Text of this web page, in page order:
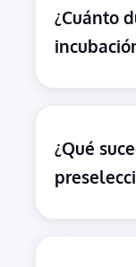
¿Cuánto
¿Qué